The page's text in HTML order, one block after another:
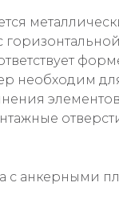
необходим
с анкерными